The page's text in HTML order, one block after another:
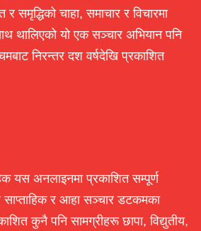
र समृद्धिको चाहा, समाचार र विचारमा
थालिएको यो एक सञ्चार अभियान पनि
निरन्तर दश वर्षदेखि प्रकाशित
यस अनलाइनमा प्रकाशित सम्पूर्ण
र आहा सञ्चार डटकमका
कुनै पनि सामग्रीहरू छापा, विद्युतीय,